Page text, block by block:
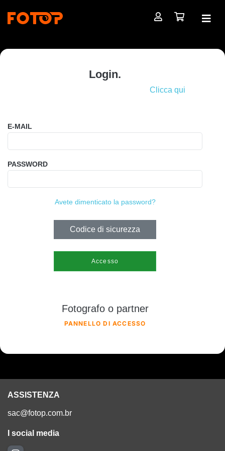
Login.
Clicca qui
E-MAIL
PASSWORD
Avete dimenticato la password?
Codice di sicurezza
Accesso
Fotografo o partner
PANNELLO DI ACCESSO
ASSISTENZA
sac@fotop.com.br
I social media